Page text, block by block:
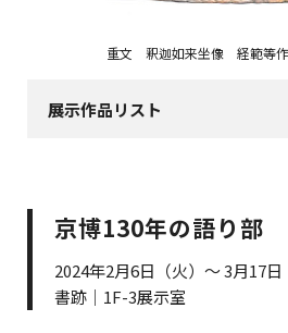
重文 釈迦如来坐像 経範等
展示作品リスト
京博130年の語り部
2024年2月6日（火）～ 3月17日
書跡｜1F-3展示室